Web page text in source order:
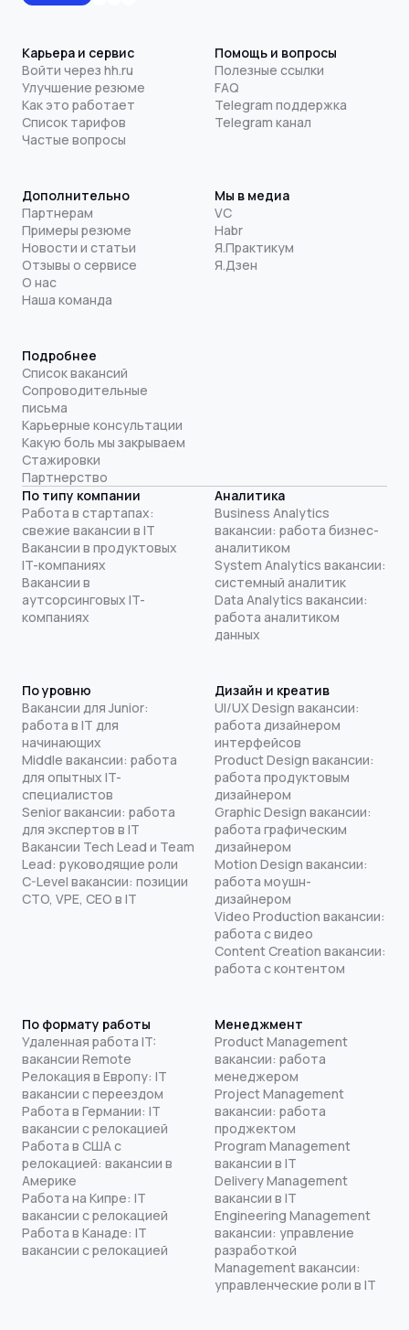
Карьера и сервис
Войти через hh.ru
Улучшение резюме
Как это работает
Список тарифов
Частые вопросы
Помощь и вопросы
Полезные ссылки
FAQ
Telegram поддержка
Telegram канал
Дополнительно
Партнерам
Примеры резюме
Новости и статьи
Отзывы о сервисе
О нас
Наша команда
Мы в медиа
VC
Habr
Я.Практикум
Я.Дзен
Подробнее
Список вакансий
Сопроводительные
письма
Карьерные консультации
Какую боль мы закрываем
Стажировки
Партнерство
По типу компании
Работа в стартапах:
свежие вакансии в IT
Вакансии в продуктовых
IT-компаниях
Вакансии в
аутсорсинговых IT-
компаниях
Аналитика
Business Analytics
вакансии: работа бизнес-
аналитиком
System Analytics вакансии:
системный аналитик
Data Analytics вакансии:
работа аналитиком
данных
По уровню
Вакансии для Junior:
работа в IT для
начинающих
Middle вакансии: работа
для опытных IT-
специалистов
Senior вакансии: работа
для экспертов в IT
Вакансии Tech Lead и Team
Lead: руководящие роли
C-Level вакансии: позиции
CTO, VPE, CEO в IT
Дизайн и креатив
UI/UX Design вакансии:
работа дизайнером
интерфейсов
Product Design вакансии:
работа продуктовым
дизайнером
Graphic Design вакансии:
работа графическим
дизайнером
Motion Design вакансии:
работа моушн-
дизайнером
Video Production вакансии:
работа с видео
Content Creation вакансии:
работа с контентом
По формату работы
Удаленная работа IT:
вакансии Remote
Релокация в Европу: IT
вакансии с переездом
Работа в Германии: IT
вакансии с релокацией
Работа в США с
релокацией: вакансии в
Америке
Работа на Кипре: IT
вакансии с релокацией
Работа в Канаде: IT
вакансии с релокацией
Менеджмент
Product Management
вакансии: работа
менеджером
Project Management
вакансии: работа
проджектом
Program Management
вакансии в IT
Delivery Management
вакансии в IT
Engineering Management
вакансии: управление
разработкой
Management вакансии:
управленческие роли в IT